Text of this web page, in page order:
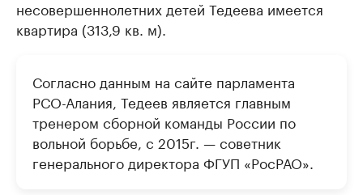
несовершеннолетних детей Тедеева имеется
квартира (313,9 кв. м).
Согласно данным на сайте парламента
РСО-Алания, Тедеев является главным
тренером сборной команды России по
вольной борьбе, с 2015г. — советник
генерального директора ФГУП «РосРАО».